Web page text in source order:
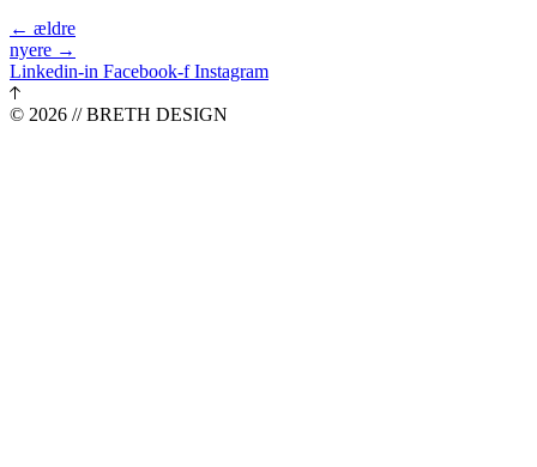
← ældre
nyere →
Linkedin-in Facebook-f Instagram
© 2026 // BRETH DESIGN